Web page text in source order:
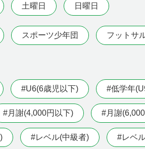
土曜日 日曜日
スポーツ少年団 フットサ
#U6(6歳児以下) #低学年
#月謝(4,000円以下) #月謝
#レベル(中級者) #レベ